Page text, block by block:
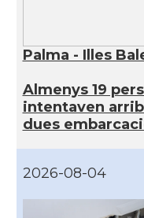
Palma - Illes
Almenys 19
intentaven
dues
2026-08-04